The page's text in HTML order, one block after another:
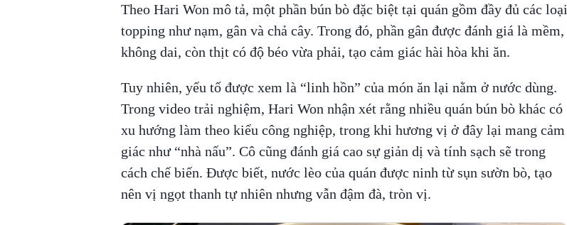
Theo Hari Won mô tả, một phần bún bò đặc biệt tại quán gồm đầy đủ các loại
topping như nạm, gân và chả cây. Trong đó, phần gân được đánh giá là mềm,
không dai, còn thịt có độ béo vừa phải, tạo cảm giác hài hòa khi ăn.
Tuy nhiên, yếu tố được xem là “linh hồn” của món ăn lại nằm ở nước dùng.
Trong video trải nghiệm, Hari Won nhận xét rằng nhiều quán bún bò khác có
xu hướng làm theo kiểu công nghiệp, trong khi hương vị ở đây lại mang cảm
giác như “nhà nấu”. Cô cũng đánh giá cao sự giản dị và tính sạch sẽ trong
cách chế biến. Được biết, nước lèo của quán được ninh từ sụn sườn bò, tạo
nên vị ngọt thanh tự nhiên nhưng vẫn đậm đà, tròn vị.